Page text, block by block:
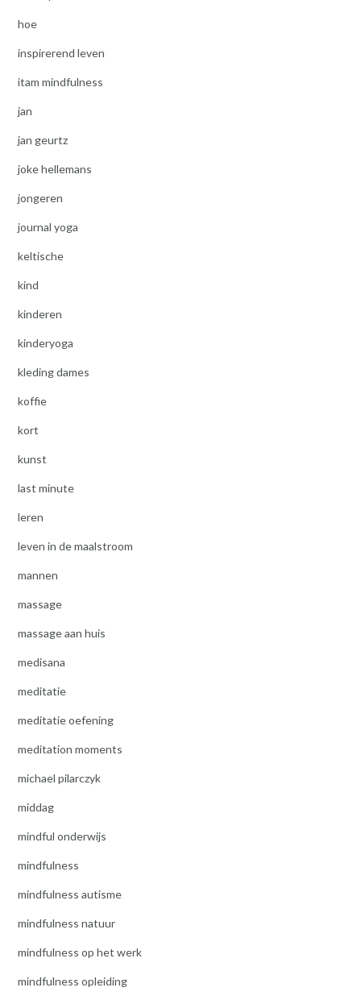
hoe
inspirerend leven
itam mindfulness
jan
jan geurtz
joke hellemans
jongeren
journal yoga
keltische
kind
kinderen
kinderyoga
kleding dames
koffie
kort
kunst
last minute
leren
leven in de maalstroom
mannen
massage
massage aan huis
medisana
meditatie
meditatie oefening
meditation moments
michael pilarczyk
middag
mindful onderwijs
mindfulness
mindfulness autisme
mindfulness natuur
mindfulness op het werk
mindfulness opleiding